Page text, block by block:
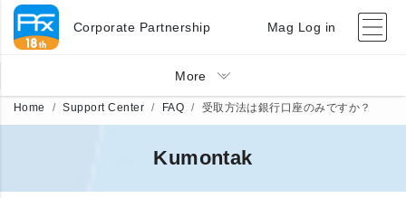
Corporate Partnership Mag Log in
More
Home Support Center FAQ 受取方法は銀行口座のみですか？
Kumontak